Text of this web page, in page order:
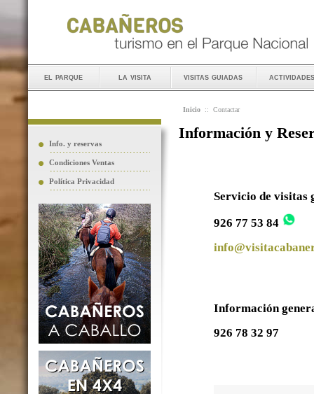
el parque la visita visitas guiadas actividades
Info. y reservas
Condiciones Ventas
Política Privacidad
Inicio :: Contactar
Información y
Servicio de visitas
926 77 53 84
Información
926 78 32 97